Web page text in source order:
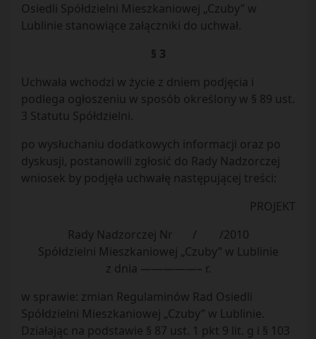
Osiedli Spółdzielni Mieszkaniowej „Czuby” w
Lublinie stanowiące załączniki do uchwał.
§ 3
Uchwała wchodzi w życie z dniem podjęcia i
podlega ogłoszeniu w sposób określony w § 89 ust.
3 Statutu Spółdzielni.
po wysłuchaniu dodatkowych informacji oraz po
dyskusji, postanowili zgłosić do Rady Nadzorczej
wniosek by podjęła uchwałę następującej treści:
PROJEKT
Rady Nadzorczej Nr / /2010
Spółdzielni Mieszkaniowej „Czuby” w Lublinie
z dnia —————– r.
w sprawie: zmian Regulaminów Rad Osiedli
Spółdzielni Mieszkaniowej „Czuby” w Lublinie.
Działając na podstawie § 87 ust. 1 pkt 9 lit. g i § 103